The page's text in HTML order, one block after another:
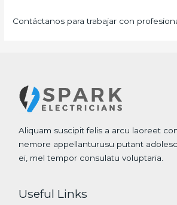
Contáctanos para trabajar con
Aliquam suscipit felis a arcu laoreet
nemore appellanturusu putant
ei, mel tempor consulatu voluptaria.
Useful Links